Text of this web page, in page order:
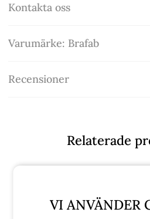
Kontakta oss
Varumärke: Brafab
Recensioner
Relaterade
VI ANVÄNDER